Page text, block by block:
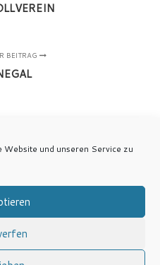
und unseren Service zu
BEITRAG